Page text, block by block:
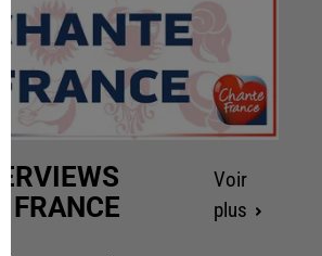
FRANCE
Voir
plus